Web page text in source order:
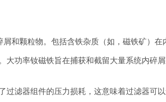
和颗粒物。包括含铁杂质（如，磁铁矿）在
功率钕磁铁旨在捕获和截留大量系统内碎
滤器组件的压力损耗，这意味着过滤器可